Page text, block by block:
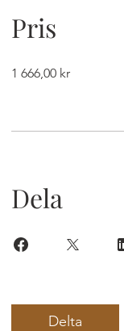
Pris
1 666,00 kr
Dela
Delta